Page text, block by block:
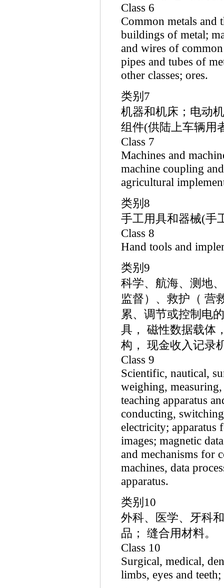
Class 6
Common metals and
buildings of metal;
and wires of
pipes and tubes of
other classes; ores.
类别7
机器和机床；电动
组件(供陆上车辆用
Class 7
Machines and
machine coupling
agricultural
类别8
手工用具和器械(手
Class 8
Hand tools and
类别9
科学、航海、测地
监督）、救护（ 营
累、调节或控制电
具， 磁性数据载体
构， 现金收入记录
Class 9
Scientific, nautical,
weighing,
teaching apparatus
conducting,
electricity; apparatus
images; magnetic
and mechanisms for
machines, data
apparatus.
类别10
外科、医学、牙科
品； 缝合用材料。
Class 10
Surgical, medical,
limbs, eyes and